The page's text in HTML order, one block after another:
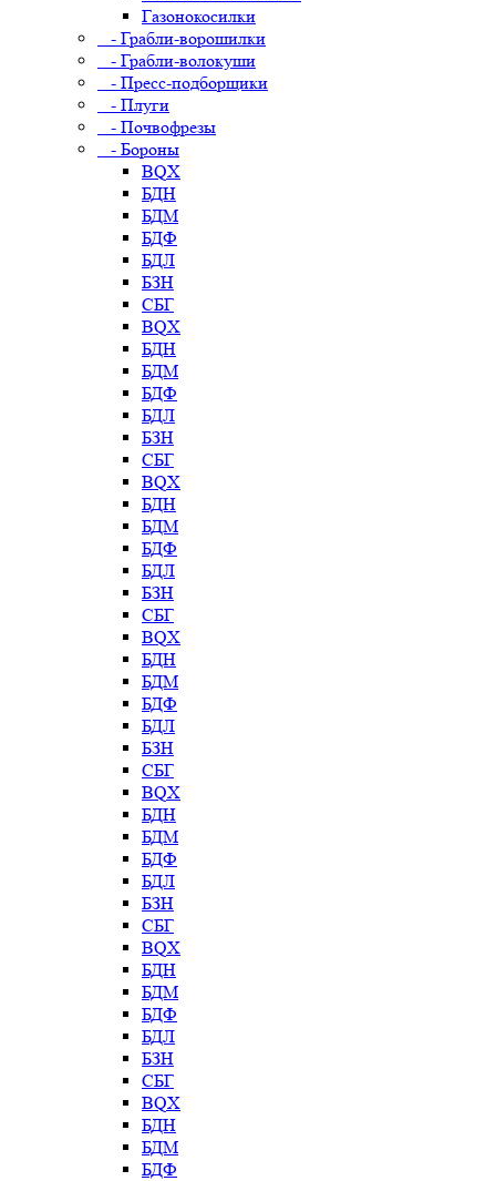
Газонокосилки
- Грабли-ворошилки
- Грабли-волокуши
- Пресс-подборщики
- Плуги
- Почвофрезы
- Бороны
BQX
БДН
БДМ
БДФ
БДЛ
БЗН
СБГ
BQX
БДН
БДМ
БДФ
БДЛ
БЗН
СБГ
BQX
БДН
БДМ
БДФ
БДЛ
БЗН
СБГ
BQX
БДН
БДМ
БДФ
БДЛ
БЗН
СБГ
BQX
БДН
БДМ
БДФ
БДЛ
БЗН
СБГ
BQX
БДН
БДМ
БДФ
БДЛ
БЗН
СБГ
BQX
БДН
БДМ
БДФ